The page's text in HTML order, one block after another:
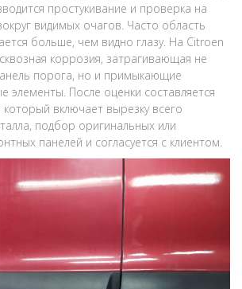
простукивание и проверка на
видимых очагов. Часто область
больше, чем видно глазу. На Citroen
коррозия, затрагивающая не
порога, но и примыкающие
элементы. После оценки составляется
включает вырезку всего
подбор оригинальных или
панелей и согласуется с клиентом.